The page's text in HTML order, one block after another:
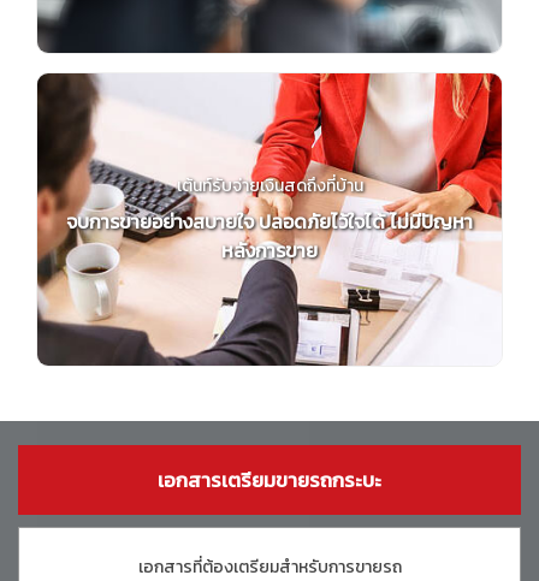
เต้นท์รับจ่ายเงินสดถึงที่บ้าน
จบการขายอย่างสบายใจ ปลอดภัยไว้ใจได้ ไม่มีปัญหา
หลังการขาย
เอกสารเตรียมขายรถกระบะ
เอกสารที่ต้องเตรียมสำหรับการขายรถ